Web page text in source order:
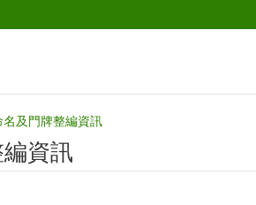
名及門牌整編資訊
資訊